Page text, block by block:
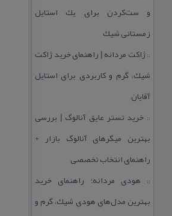
و ست‌كردن برای یك استایل
زمستانی شیك
::ژاكت مردانه | راهنمای خرید ژاكت
شیك، گرم و كاربردی برای استایل
آقایان
:: خرید تستر عایق آنالوگ | بررسی
بهترین میگرهای آنالوگ بازار +
راهنمای انتخاب تخصصی
:: هودی مردانه؛ راهنمای خرید
بهترین مدل‌های هودی شیك، گرم و